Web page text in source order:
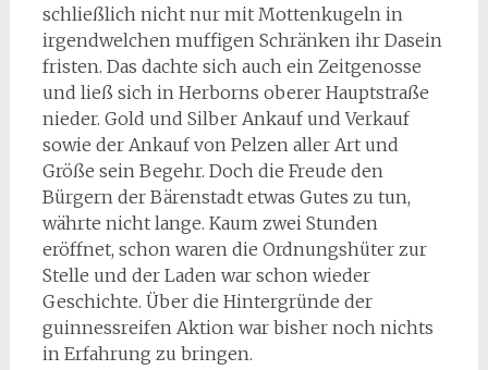
schließlich nicht nur mit Mottenkugeln in
irgendwelchen muffigen Schränken ihr Dasein
fristen. Das dachte sich auch ein Zeitgenosse
und ließ sich in Herborns oberer Hauptstraße
nieder. Gold und Silber Ankauf und Verkauf
sowie der Ankauf von Pelzen aller Art und
Größe sein Begehr. Doch die Freude den
Bürgern der Bärenstadt etwas Gutes zu tun,
währte nicht lange. Kaum zwei Stunden
eröffnet, schon waren die Ordnungshüter zur
Stelle und der Laden war schon wieder
Geschichte. Über die Hintergründe der
guinnessreifen Aktion war bisher noch nichts
in Erfahrung zu bringen.